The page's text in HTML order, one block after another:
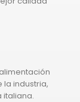
industria,